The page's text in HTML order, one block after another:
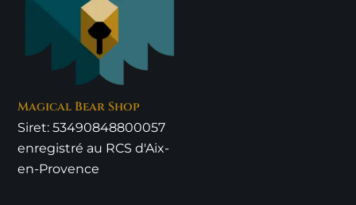
Magical Bear Shop
Siret: 53490848800057
enregistré au RCS d'Aix-
en-Provence